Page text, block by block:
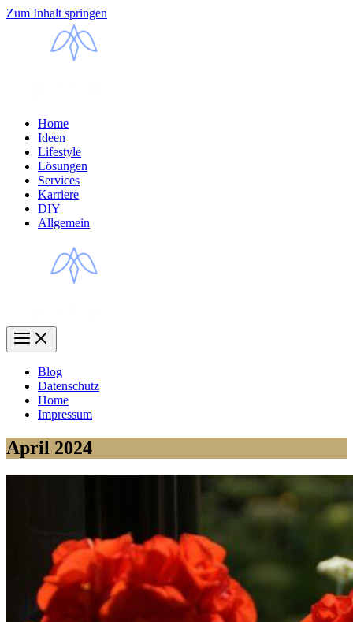
Zum Inhalt springen
Home
Ideen
Lifestyle
Lösungen
Services
Karriere
DIY
Allgemein
Blog
Datenschutz
Home
Impressum
April 2024